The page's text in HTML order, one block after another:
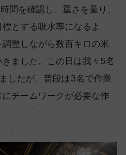
間を確認し、重さを量り、
とする吸水率になるよ
整しながら数百キロの米
ました。この日は我々5名
したが、普段は3名で作業
チームワークが必要な作